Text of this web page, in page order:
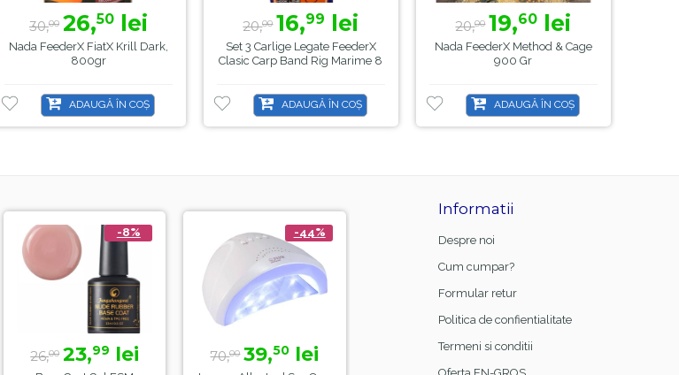
30,00 26,50lei
Nada FeederX FiatX Krill Dark,
800gr
ADAUGĂ ÎN COȘ
20,00 16,99 lei
Set 3 Carlige Legate FeederX
Clasic Carp Band Rig Marime 8
ADAUGĂ ÎN COȘ
20,00 19,60 lei
Nada FeederX Method & Cage
900 Gr
ADAUGĂ ÎN COȘ
-8%
26,00 23,99 lei
-44%
70,00 39,50 lei
-21%
15,00lei
Informatii
Despre noi
Cum cumpar?
Formular retur
Politica de confientialitate
Termeni si conditii